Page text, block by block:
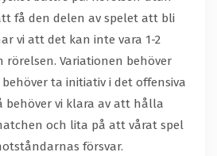
få den delen av spelet att bli
vi att det kan inte vara 1-2
rörelsen. Variationen behöver
ta initiativ i det offensiva
behöver vi klara av att hålla
och lita på att vårat spel
försvar.